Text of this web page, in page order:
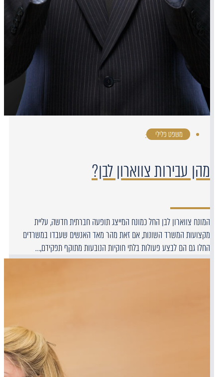
משפט פלילי ·
מהן עבירות צווארון לבן?
המונח צווארון לבן החל כמונח המייצג תופעה חברתית חדשה, עליית
מקצועות המשרד השונות, אם זאת מהר מאד האנשים שעבדו במשרדים
החלו גם הם לבצע פעולות בלתי חוקיות הנובעות מתוקף תפקידם,…